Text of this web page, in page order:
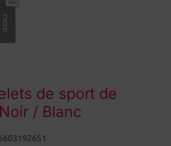
de sport de
/ Blanc